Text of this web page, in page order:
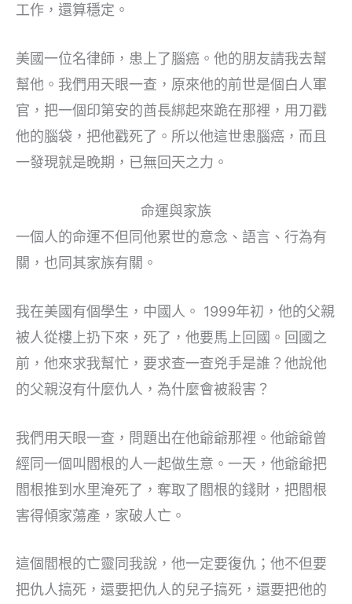
工作，還算穩定。
美國一位名律師，患上了腦癌。他的朋友請我去幫
幫他。我們用天眼一查，原來他的前世是個白人軍
官，把一個印第安的酋長綁起來跪在那裡，用刀戳
他的腦袋，把他戳死了。所以他這世患腦癌，而且
一發現就是晚期，已無回天之力。
命運與家族
一個人的命運不但同他累世的意念、語言、行為有
關，也同其家族有關。
我在美國有個學生，中國人。 1999年初，他的父親
被人從樓上扔下來，死了，他要馬上回國。回國之
前，他來求我幫忙，要求查一查兇手是誰？他說他
的父親沒有什麼仇人，為什麼會被殺害？
我們用天眼一查，問題出在他爺爺那裡。他爺爺曾
經同一個叫閻根的人一起做生意。一天，他爺爺把
閻根推到水里淹死了，奪取了閻根的錢財，把閻根
害得傾家蕩產，家破人亡。
這個閻根的亡靈同我說，他一定要復仇；他不但要
把仇人搞死，還要把仇人的兒子搞死，還要把他的